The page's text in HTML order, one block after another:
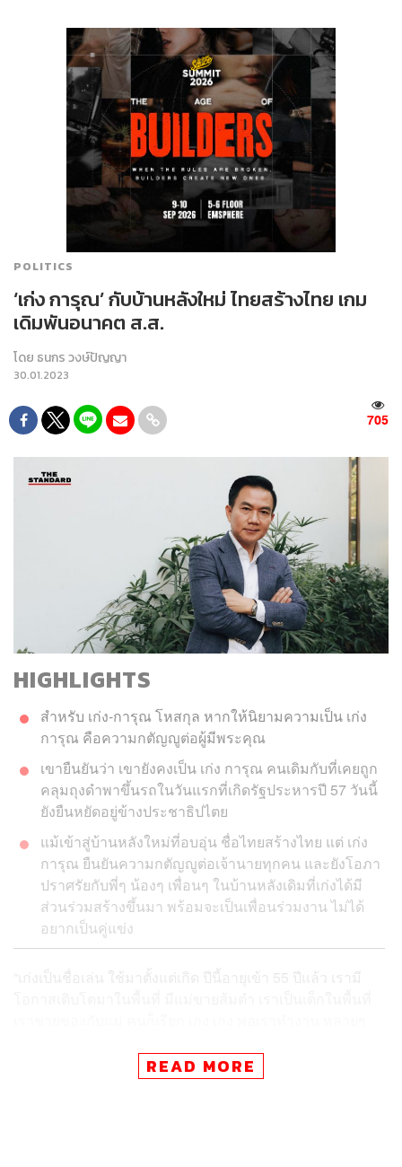
POLITICS
‘เก่ง การุณ’ กับบ้านหลังใหม่ ไทยสร้างไทย เกม
เดิมพันอนาคต ส.ส.
โดย ธนกร วงษ์ปัญญา
30.01.2023
705
HIGHLIGHTS
สำหรับ เก่ง-การุณ โหสกุล หากให้นิยามความเป็น เก่ง
การุณ คือความกตัญญูต่อผู้มีพระคุณ
เขายืนยันว่า เขายังคงเป็น เก่ง การุณ คนเดิมกับที่เคยถูก
คลุมถุงดำพาขึ้นรถในวันแรกที่เกิดรัฐประหารปี 57 วันนี้
ยังยืนหยัดอยู่ข้างประชาธิปไตย
แม้เข้าสู่บ้านหลังใหม่ที่อบอุ่น ชื่อไทยสร้างไทย แต่ เก่ง
การุณ ยืนยันความกตัญญูต่อเจ้านายทุกคน และยังโอภา
ปราศรัยกับพี่ๆ น้องๆ เพื่อนๆ ในบ้านหลังเดิมที่เก่งได้มี
ส่วนร่วมสร้างขึ้นมา พร้อมจะเป็นเพื่อนร่วมงาน ไม่ได้
อยากเป็นคู่แข่ง
“เก่งเป็นชื่อเล่น ใช้มาตั้งแต่เกิด ปีนี้อายุเข้า 55 ปีแล้ว เรามี
รุ่นพี่รุ่นอาก็เรียกเสี่ยเก่ง ในตอนนั้นคือความอบอุ่นที่เขาให้
เกียรติเรา ซึ่งถือว่าเราได้เติบโตมา พอมาเข้าการเมืองเรา
READ MORE